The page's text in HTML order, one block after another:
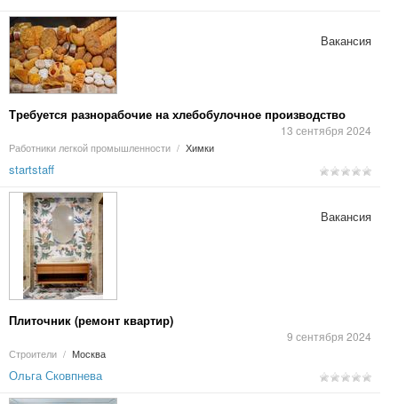
Требуется разнорабочие на хлебобулочное производство
13 сентября 2024
Работники легкой промышленности / Химки
Вакансия
startstaff
Плиточник (ремонт квартир)
9 сентября 2024
Строители / Москва
Вакансия
Ольга Сковпнева